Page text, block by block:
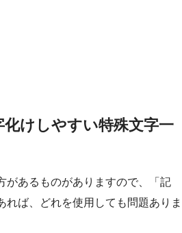
けしやすい特殊文字一
があるものがありますので、「記
れば、どれを使用しても問題ありま